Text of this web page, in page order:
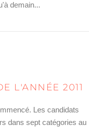
demain...
L'ANNÉE 2011
Les candidats
dans sept catégories au